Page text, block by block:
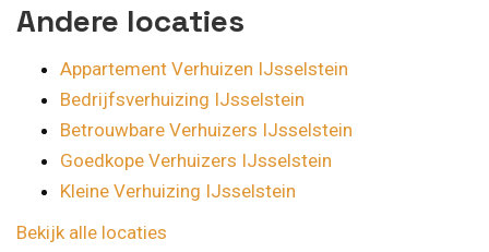
Andere locaties
Appartement Verhuizen IJsselstein
Bedrijfsverhuizing IJsselstein
Betrouwbare Verhuizers IJsselstein
Goedkope Verhuizers IJsselstein
Kleine Verhuizing IJsselstein
Bekijk alle locaties